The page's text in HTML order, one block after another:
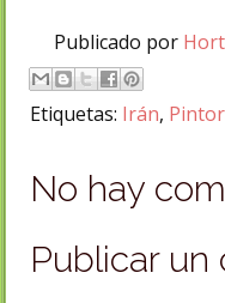
Publicado por
Etiquetas: Irán,
No hay
Publicar un